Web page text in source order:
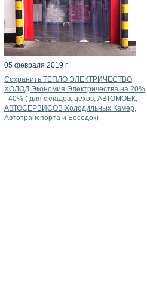
05 февраля 2019 г.
Сохранить ТЕПЛО ЭЛЕКТРИЧЕСТВО
ХОЛОД Экономия Электричества на 20%
- 40% ( для складов, цехов, АВТОМОЕК,
АВТОСЕРВИСОВ Холодильных Камер,
Автотранспорта и Беседок)